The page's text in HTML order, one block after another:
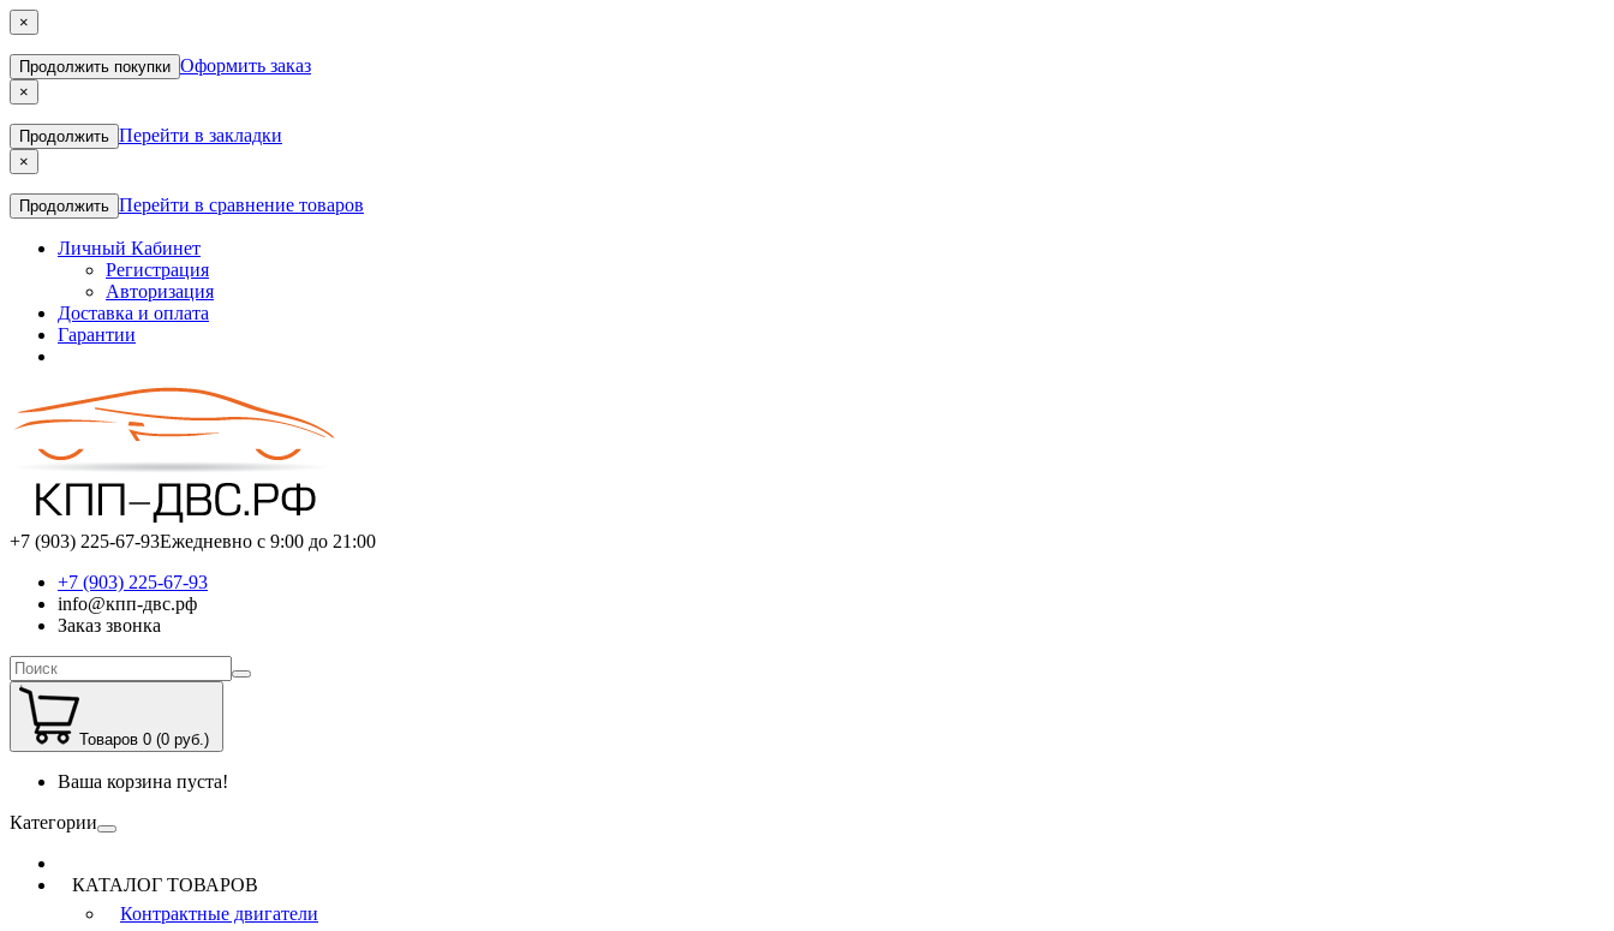
×
Продолжить покупки Оформить заказ
×
Продолжить Перейти в закладки
×
Продолжить Перейти в сравнение товаров
Личный Кабинет
Регистрация
Авторизация
Доставка и оплата
Гарантии
+7 (903) 225-67-93Ежедневно с 9:00 до 21:00
+7 (903) 225-67-93
info@кпп-двс.рф
Заказ звонка
Товаров 0 (0 руб.)
Ваша корзина пуста!
Категории
КАТАЛОГ ТОВАРОВ
Контрактные двигатели